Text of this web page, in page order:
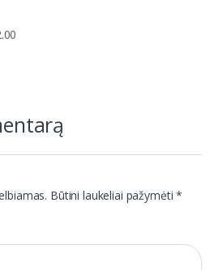
Būtini laukeliai pažymėti*